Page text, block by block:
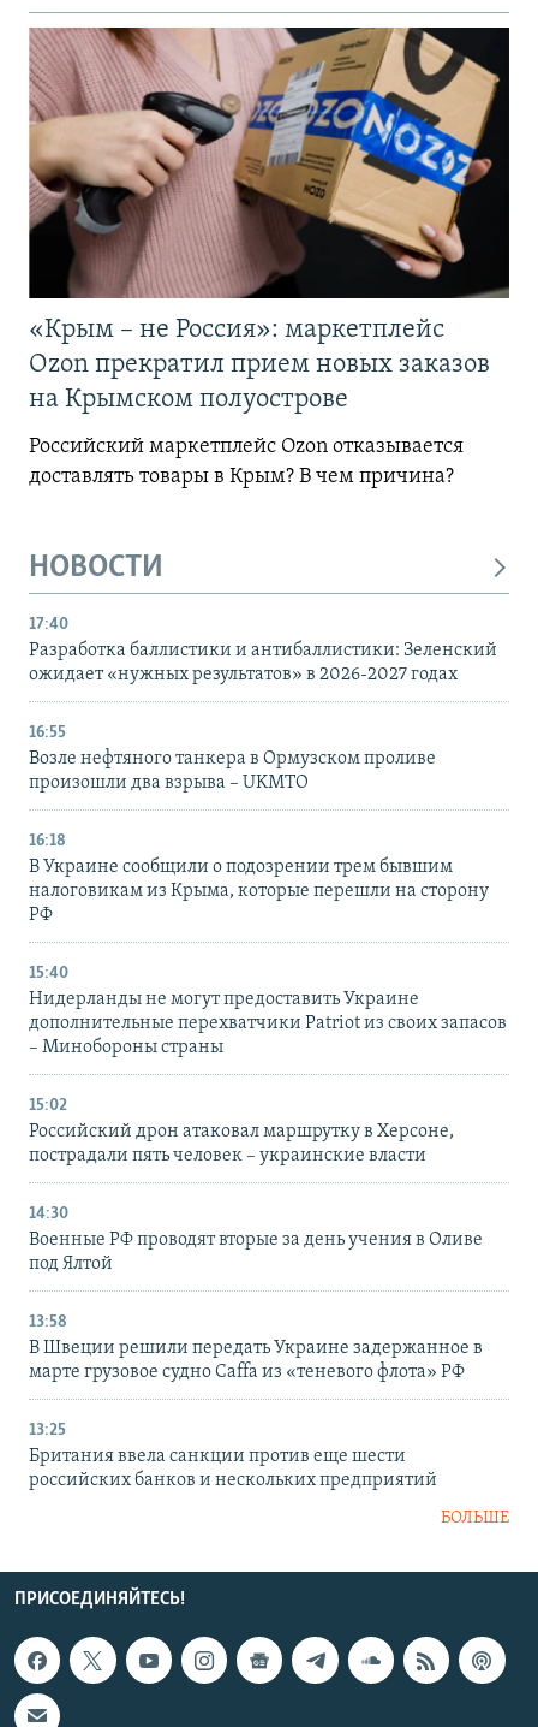
«Крым – не Россия»: маркетплейс
Ozon прекратил прием новых заказов
на Крымском полуострове
Российский маркетплейс Ozon отказывается
доставлять товары в Крым? В чем причина?
НОВОСТИ
17:40
Разработка баллистики и антибаллистики: Зеленский
ожидает «нужных результатов» в 2026-2027 годах
16:55
Возле нефтяного танкера в Ормузском проливе
произошли два взрыва – UKMTO
16:18
В Украине сообщили о подозрении трем бывшим
налоговикам из Крыма, которые перешли на сторону
РФ
15:40
Нидерланды не могут предоставить Украине
дополнительные перехватчики Patriot из своих запасов
– Минобороны страны
15:02
Российский дрон атаковал маршрутку в Херсоне,
пострадали пять человек – украинские власти
14:30
Военные РФ проводят вторые за день учения в Оливе
под Ялтой
13:58
В Швеции решили передать Украине задержанное в
марте грузовое судно Caffa из «теневого флота» РФ
13:25
Британия ввела санкции против еще шести
российских банков и нескольких предприятий
БОЛЬШЕ
ПРИСОЕДИНЯЙТЕСЬ!